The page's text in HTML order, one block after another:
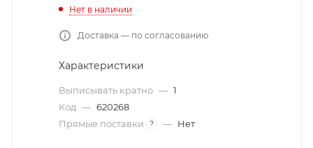
Нет в наличии
Доставка — по согласованию
Характеристики
Выписывать кратно — 1
Код — 620268
Прямые поставки
? — Нет